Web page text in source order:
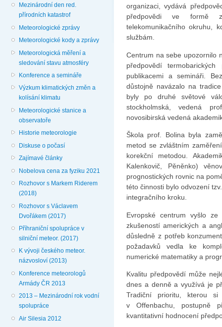
Mezinárodní den red.
přírodních katastrof
Meteorologické zprávy
Meteorologické kody a zprávy
Meteorologická měření a
sledování stavu atmosféry
Konference a semináře
Výzkum klimatických změn a
kolísání klimatu
Meteorologické stanice a
observatoře
Historie meteorologie
Diskuse o počasí
Zajímavé články
Nobelova cena za fyziku 2021
Rozhovor s Markem Riderem
(2018)
Rozhovor s Václavem
Dvořákem (2017)
Příhraniční spolupráce v
silniční meteor. (2017)
K vývoji českého meteor.
názvosloví (2013)
Konference meteorologů
Armády ČR 2013
2013 – Mezinárodní rok vodní
spolupráce
Air Silesia 2012
organizaci, vydává
předpovědi ve formě
telekomunikačního okruhu,
službám.
Centrum na sebe upozornilo
předpovědí
publikacemi a semináři.
důstojně navázalo na
byly po druhé světové
stockholmská, vedená
novosibirská vedená
Škola prof. Bolina byla
metod se zvláštním
korekční metodou.
Kalenkovič, Pěněnko)
prognostických rovnic na
této činnosti bylo odvození
integračního kroku.
Evropské centrum vyšlo
zkušeností amerických a
důsledně z potřeb
požadavků vedla ke
numerické matematiky a
Kvalitu předpovědí může
dnes a denně a využívá je
Tradiční prioritu, kterou
v Offenbachu, postupně
kvantitativní hodnocení